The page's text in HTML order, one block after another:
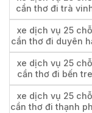
cần thơ đi trà
xe dịch vụ 25 chỗ
cần thơ đi duyên
xe dịch vụ 25 chỗ
cần thơ đi bến tre
xe dịch vụ 25 chỗ
cần thơ đi thạnh